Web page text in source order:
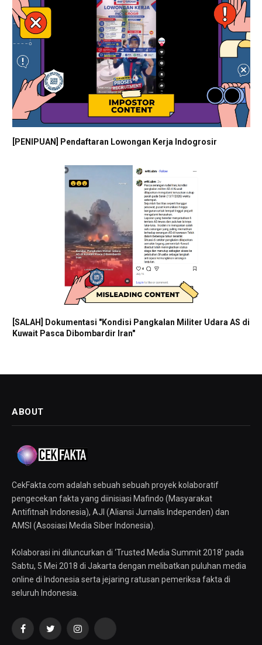
[PENIPUAN] Pendaftaran Lowongan Kerja Indogrosir
[SALAH] Dokumentasi "Kondisi Pangkalan Militer Udara AS di
Kuwait Pasca Dibombardir Iran"
ABOUT
CekFakta.com adalah sebuah sebuah proyek kolaboratif
pengecekan fakta yang diinisiasi Mafindo (Masyarakat
Antifitnah Indonesia), AJI (Aliansi Jurnalis Independen) dan
AMSI (Asosiasi Media Siber Indonesia).
Kolaborasi ini diluncurkan di ‘Trusted Media Summit 2018’ pada
Sabtu, 5 Mei 2018 di Jakarta dengan melibatkan puluhan media
online di Indonesia serta jejaring ratusan pemeriksa fakta di
seluruh Indonesia.
FacebookTwitterInstagramYouTube